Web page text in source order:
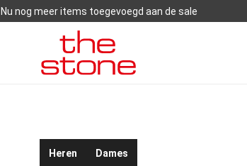
Nu nog meer items toegevoegd aan de sale
Heren Dames